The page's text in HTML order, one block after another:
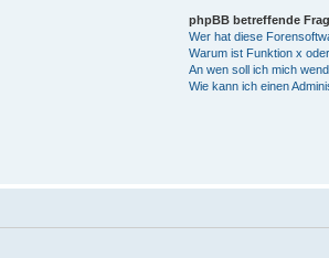
phpBB betreffende
Wer hat diese
Warum ist Funktion x
An wen soll ich mich
Wie kann ich einen